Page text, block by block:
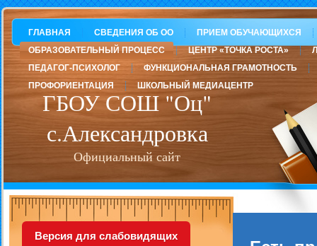
ГБОУ СОШ "Оц"
с.Александровка
Официальный сайт
ГЛАВНАЯ СВЕДЕНИЯ ОБ ОО
ПРИЕМ ОБУЧАЮЩИХСЯ
ОБРАЗОВАТЕЛЬНЫЙ ПРОЦЕСС
ЦЕНТР «ТОЧКА РОСТА»
ПЕДАГОГ-ПСИХОЛОГ
ФУНКЦИОНАЛЬНАЯ ГРАМОТНОСТЬ
ПРОФОРИЕНТАЦИЯ
ШКОЛЬНЫЙ МЕДИАЦЕНТР
Версия для слабовидящих